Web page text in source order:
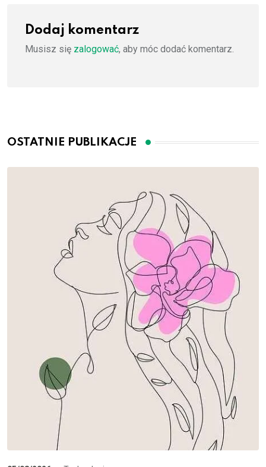
Dodaj komentarz
Musisz się zalogować, aby móc dodać komentarz.
OSTATNIE PUBLIKACJE